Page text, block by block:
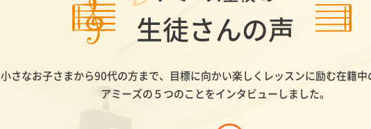
生徒さんの声
小さなお子さまから90代の方まで、目標に向かい楽しくレッスンに励む在籍
アミーズの５つのことをインタビューしました。